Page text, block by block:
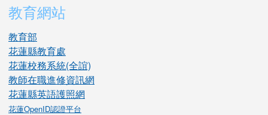
教育網站
教育部
花蓮縣教育處
花蓮校務系統(全誼)
教師在職進修資訊網
花蓮縣英語護照網
花蓮OpenID認證平台